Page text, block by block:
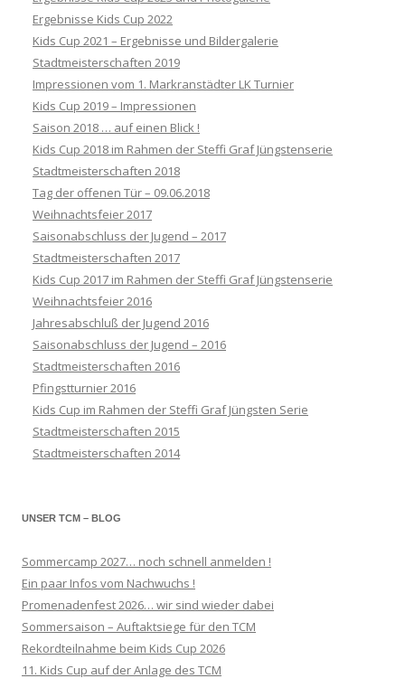
Ergebnisse Kids Cup 2022
Kids Cup 2021 – Ergebnisse und Bildergalerie
Stadtmeisterschaften 2019
Impressionen vom 1. Markranstädter LK Turnier
Kids Cup 2019 – Impressionen
Saison 2018 … auf einen Blick !
Kids Cup 2018 im Rahmen der Steffi Graf Jüngstenserie
Stadtmeisterschaften 2018
Tag der offenen Tür – 09.06.2018
Weihnachtsfeier 2017
Saisonabschluss der Jugend – 2017
Stadtmeisterschaften 2017
Kids Cup 2017 im Rahmen der Steffi Graf Jüngstenserie
Weihnachtsfeier 2016
Jahresabschluß der Jugend 2016
Saisonabschluss der Jugend – 2016
Stadtmeisterschaften 2016
Pfingstturnier 2016
Kids Cup im Rahmen der Steffi Graf Jüngsten Serie
Stadtmeisterschaften 2015
Stadtmeisterschaften 2014
UNSER TCM – BLOG
Sommercamp 2027… noch schnell anmelden !
Ein paar Infos vom Nachwuchs !
Promenadenfest 2026… wir sind wieder dabei
Sommersaison – Auftaktsiege für den TCM
Rekordteilnahme beim Kids Cup 2026
11. Kids Cup auf der Anlage des TCM